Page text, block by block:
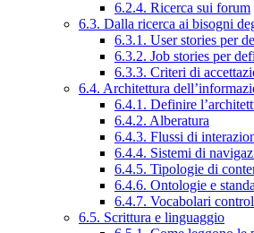
6.2.4. Ricerca sui forum
6.3. Dalla ricerca ai bisogni
6.3.1. User stories per
6.3.2. Job stories per
6.3.3. Criteri di
6.4. Architettura
6.4.1. Definire
6.4.2. Alberatura
6.4.3. Flussi di
6.4.4. Sistemi di
6.4.5. Tipologie di
6.4.6. Ontologie e
6.4.7. Vocabolari
6.5. Scrittura e linguaggio